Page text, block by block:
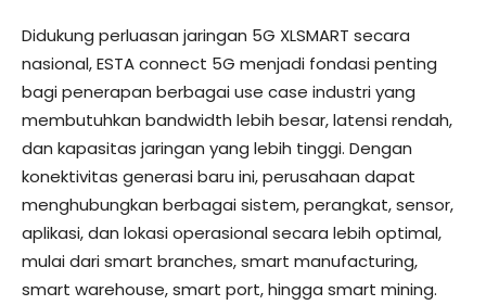
Didukung perluasan jaringan 5G XLSMART secara
nasional, ESTA connect 5G menjadi fondasi penting
bagi penerapan berbagai use case industri yang
membutuhkan bandwidth lebih besar, latensi rendah,
dan kapasitas jaringan yang lebih tinggi. Dengan
konektivitas generasi baru ini, perusahaan dapat
menghubungkan berbagai sistem, perangkat, sensor,
aplikasi, dan lokasi operasional secara lebih optimal,
mulai dari smart branches, smart manufacturing,
smart warehouse, smart port, hingga smart mining.